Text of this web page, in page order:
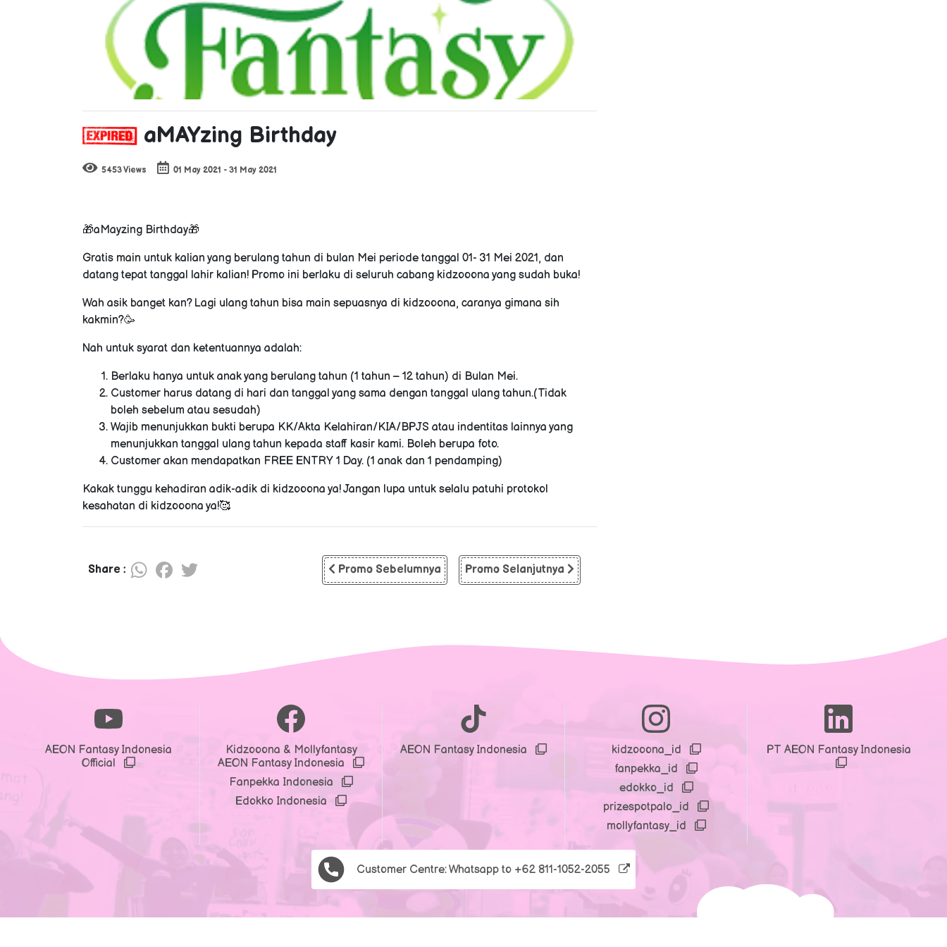
aMAYzing Birthday
5453 Views 01 May 2021 - 31 May 2021
🎁aMayzing Birthday🎁
Gratis main untuk kalian yang berulang tahun di bulan Mei periode tanggal 01- 31 Mei 2021, dan
datang tepat tanggal lahir kalian! Promo ini berlaku di seluruh cabang kidzooona yang sudah buka!
Wah asik banget kan? Lagi ulang tahun bisa main sepuasnya di kidzooona, caranya gimana sih
kakmin?🥳
Nah untuk syarat dan ketentuannya adalah:
Berlaku hanya untuk anak yang berulang tahun (1 tahun – 12 tahun) di Bulan Mei.
Customer harus datang di hari dan tanggal yang sama dengan tanggal ulang tahun.(Tidak
boleh sebelum atau sesudah)
Wajib menunjukkan bukti berupa KK/Akta Kelahiran/KIA/BPJS atau indentitas lainnya yang
menunjukkan tanggal ulang tahun kepada staff kasir kami. Boleh berupa foto.
Customer akan mendapatkan FREE ENTRY 1 Day. (1 anak dan 1 pendamping)
Kakak tunggu kehadiran adik-adik di kidzooona ya! Jangan lupa untuk selalu patuhi protokol
kesahatan di kidzooona ya!🥰
Share : WhatsAppFacebook Promo Sebelumnya Promo Selanjutnya
AEON Fantasy Indonesia
Official
Kidzooona & Mollyfantasy
AEON Fantasy Indonesia
Fanpekka Indonesia
Edokko Indonesia
AEON Fantasy Indonesia
kidzooona_id
fanpekka_id
edokko_id
prizespotpalo_id
mollyfantasy_id
PT AEON Fantasy Indonesia
Customer Centre: Whatsapp to +62 811-1052-2055